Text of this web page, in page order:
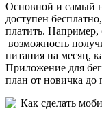
Основной и самый
доступен
платить. Например,
возможность
питания на месяц,
Приложение для
план от новичка до